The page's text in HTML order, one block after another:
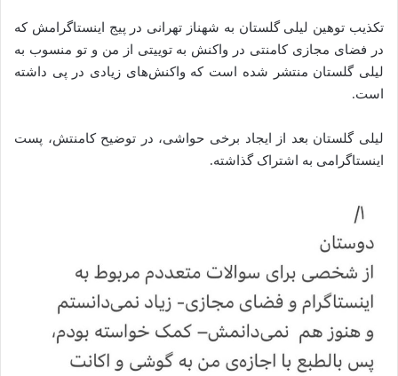
تکذیب توهین لیلی گلستان به شهناز تهرانی در پیج اینستاگرامش که
در فضای مجازی کامنتی در واکنش به توییتی از من‌ و تو منسوب به
لیلی گلستان منتشر شده است که واکنش‌های زیادی در پی داشته
است.
لیلی گلستان بعد از ایجاد برخی حواشی، در توضیح کامنتش، پست
اینستاگرامی به اشتراک گذاشته.